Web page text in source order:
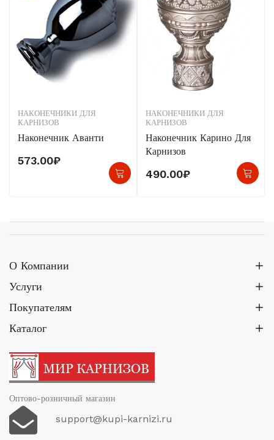
НАКОНЕЧНИКИ ДЛЯ
КАРНИЗОВ
Наконечник Аванти
573.00₽
НАКОНЕЧНИКИ ДЛЯ
КАРНИЗОВ
Наконечник Карино Для
Карнизов
490.00₽
О Компании
Услуги
Покупателям
Каталог
Оптово-розничный магазин
support@kupi-karnizi.ru